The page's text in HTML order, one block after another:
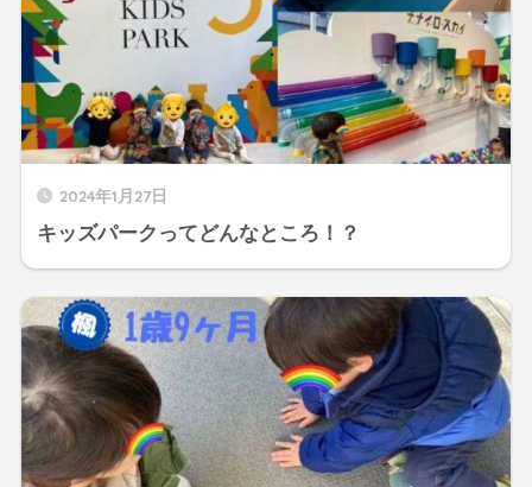
2024年1月27日
キッズパークってどんなところ！？